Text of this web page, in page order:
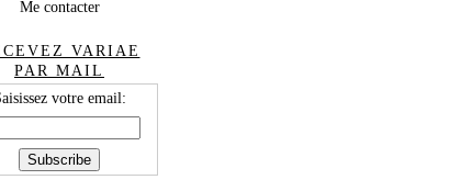
Me contacter
VARIAE
PAR MAIL
votre email: